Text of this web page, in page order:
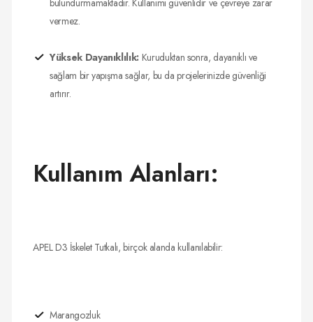
bulundurmamaktadır. Kullanımı güvenlidir ve çevreye zarar
vermez.
Yüksek Dayanıklılık: Kuruduktan sonra, dayanıklı ve
sağlam bir yapışma sağlar, bu da projelerinizde güvenliği
artırır.
Kullanım Alanları:
APEL D3 İskelet Tutkalı, birçok alanda kullanılabilir:
Marangozluk